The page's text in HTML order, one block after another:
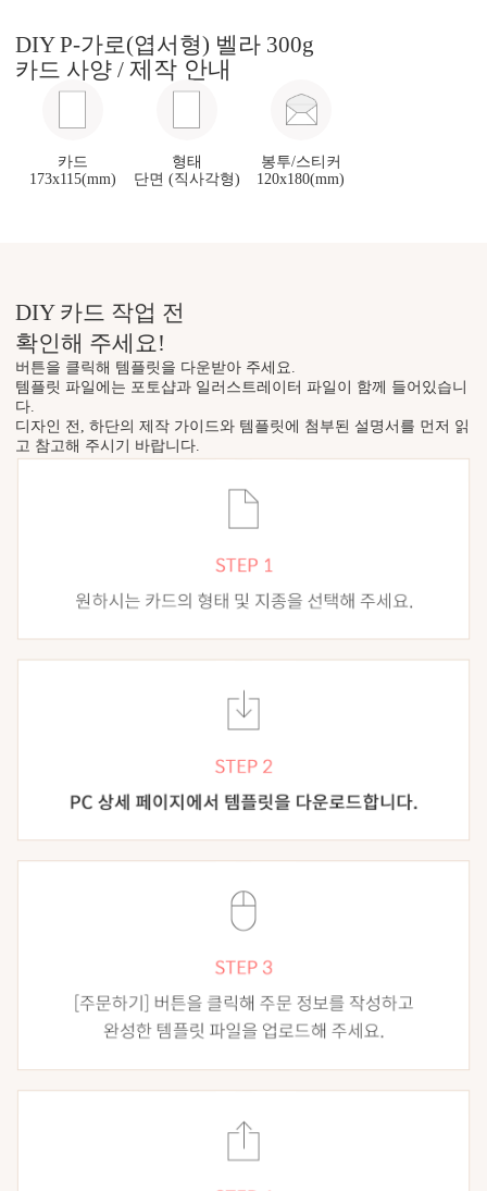
DIY P-가로(엽서형) 벨라 300g
카드 사양 / 제작 안내
카드
173x115(mm)
형태
단면 (직사각형)
봉투/스티커
120x180(mm)
DIY 카드 작업 전
확인해 주세요!
버튼을 클릭해 템플릿을 다운받아 주세요.
템플릿 파일에는 포토샵과 일러스트레이터 파일이 함께 들어있습니
다.
디자인 전, 하단의 제작 가이드와 템플릿에 첨부된 설명서를 먼저 읽
고 참고해 주시기 바랍니다.